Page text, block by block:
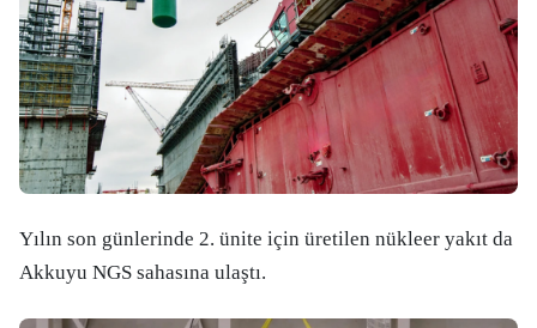
Yılın son günlerinde 2. ünite için üretilen nükleer yakıt da
Akkuyu NGS sahasına ulaştı.